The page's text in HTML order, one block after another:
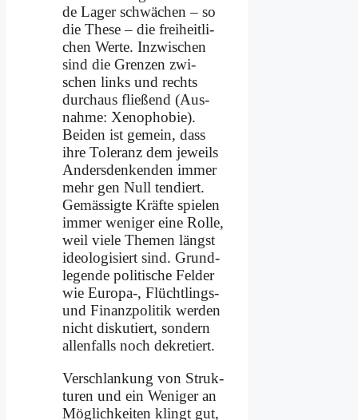
de La­ger schwä­chen – so
die The­se – die frei­heit­li­
chen Wer­te. In­zwi­schen
sind die Gren­zen zwi­
schen links und rechts
durch­aus flie­ßend (Aus­
nah­me: Xe­no­pho­bie).
Bei­den ist ge­mein, dass
ih­re To­le­ranz dem je­weils
An­ders­den­ken­den im­mer
mehr gen Null ten­diert.
Ge­mä­ssig­te Kräf­te spie­len
im­mer we­ni­ger ei­ne Rol­le,
weil vie­le The­men längst
ideo­lo­gi­siert sind. Grund­
le­gen­de po­li­ti­sche Fel­der
wie Europa‑, Flücht­lings-
und Fi­nanz­po­li­tik wer­den
nicht dis­ku­tiert, son­dern
al­len­falls noch de­kre­tiert.
Ver­schlan­kung von Struk­
tu­ren und ein We­ni­ger an
Mög­lich­kei­ten klingt gut,